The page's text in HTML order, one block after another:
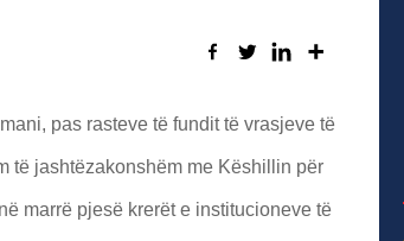
pas rasteve të fundit të vrasjeve të
të jashtëzakonshëm me Këshillin për
marrë pjesë krerët e institucioneve të